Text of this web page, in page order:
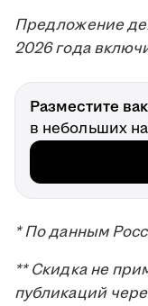
Предложение
2026 года
Разместите
в небольших
* По данным
** Скидка не
публикаций